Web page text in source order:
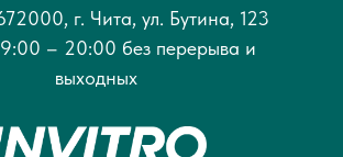
г. Чита, ул. Бутина, 123
– 20:00 без перерыва и
выходных